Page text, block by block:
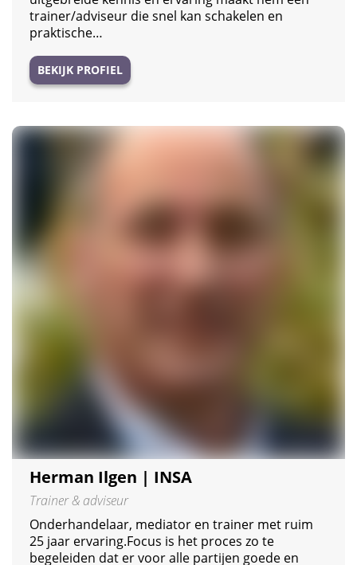
trainer/adviseur die snel kan schakelen en
praktische…
BEKIJK PROFIEL
Herman Ilgen | INSA
Trainer & adviseur
Onderhandelaar, mediator en trainer met ruim
25 jaar ervaring.Focus is het proces zo te
begeleiden dat er voor alle partijen goede en